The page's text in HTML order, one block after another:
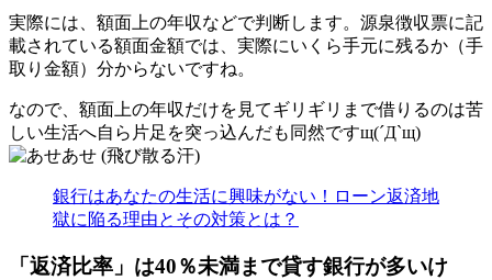
実際には、額面上の年収などで判断します。源泉徴収票に記
載されている額面金額では、実際にいくら手元に残るか（手
取り金額）分からないですね。
なので、額面上の年収だけを見てギリギリまで借りるのは苦
しい生活へ自ら片足を突っ込んだも同然ですщ(´Д`щ)
銀行はあなたの生活に興味がない！ローン返済地
獄に陥る理由とその対策とは？
「返済比率」は40％未満まで貸す銀行が多いけ